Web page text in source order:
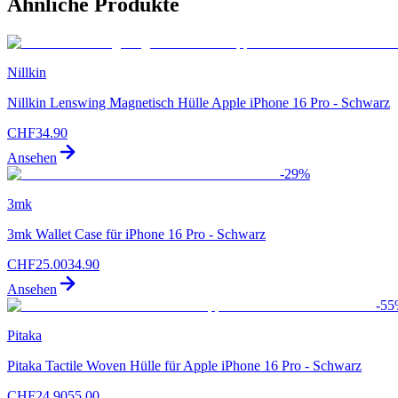
Ähnliche Produkte
Nillkin
Nillkin Lenswing Magnetisch Hülle Apple iPhone 16 Pro - Schwarz
CHF34.90
Ansehen
-29%
3mk
3mk Wallet Case für iPhone 16 Pro - Schwarz
CHF25.0034.90
Ansehen
-55
Pitaka
Pitaka Tactile Woven Hülle für Apple iPhone 16 Pro - Schwarz